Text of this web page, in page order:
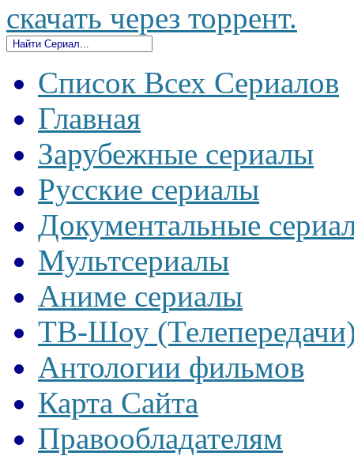
скачать через торрент.
Список Всех Сериалов
Главная
Зарубежные сериалы
Русские сериалы
Документальные
Мультсериалы
Аниме сериалы
ТВ-Шоу
Антологии фильмов
Карта Сайта
Правообладателям